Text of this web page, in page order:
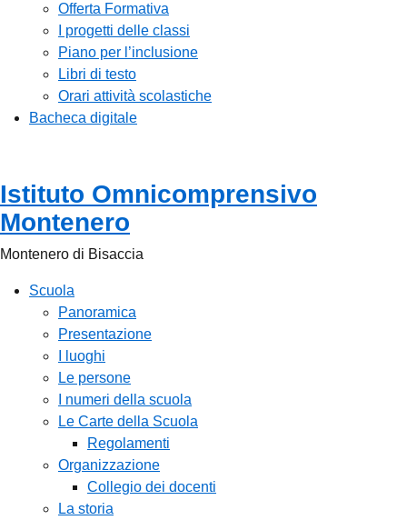
Offerta Formativa
I progetti delle classi
Piano per l’inclusione
Libri di testo
Orari attività scolastiche
Bacheca digitale
Istituto Omnicomprensivo
Montenero
Montenero di Bisaccia
Scuola
Panoramica
Presentazione
I luoghi
Le persone
I numeri della scuola
Le Carte della Scuola
Regolamenti
Organizzazione
Collegio dei docenti
La storia